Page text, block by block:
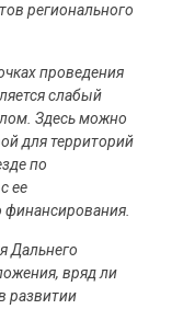
регионального
проведения
слабый
Здесь можно
для территорий
по
ее
финансирования.
Дальнего
вряд ли
развитии